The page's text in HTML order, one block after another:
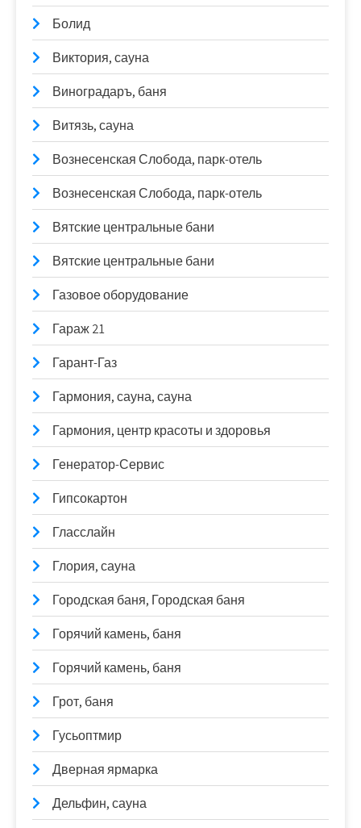
Болид
Виктория, сауна
Виноградаръ, баня
Витязь, сауна
Вознесенская Слобода, парк-отель
Вознесенская Слобода, парк-отель
Вятские центральные бани
Вятские центральные бани
Газовое оборудование
Гараж 21
Гарант-Газ
Гармония, сауна, сауна
Гармония, центр красоты и здоровья
Генератор-Сервис
Гипсокартон
Гласслайн
Глория, сауна
Городская баня, Городская баня
Горячий камень, баня
Горячий камень, баня
Грот, баня
Гусьоптмир
Дверная ярмарка
Дельфин, сауна